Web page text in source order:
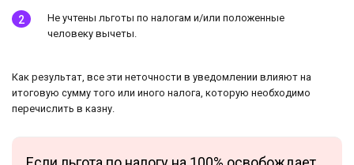
Не учтены льготы по налогам и/или положенные
человеку вычеты.
Как результат, все эти неточности в уведомлении влияют на
итоговую сумму того или иного налога, которую необходимо
перечислить в казну.